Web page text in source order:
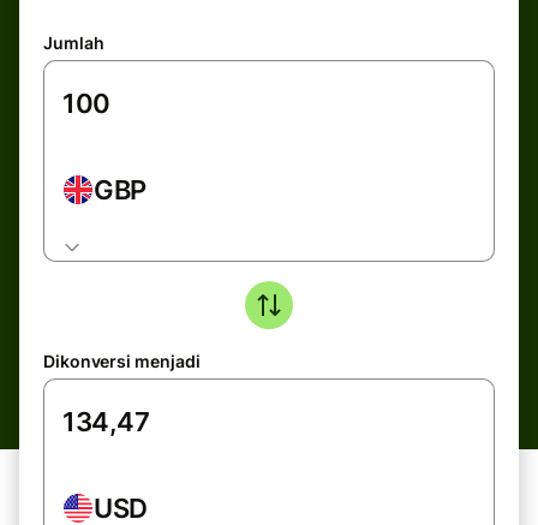
Jumlah
GBP
Dikonversi menjadi
USD